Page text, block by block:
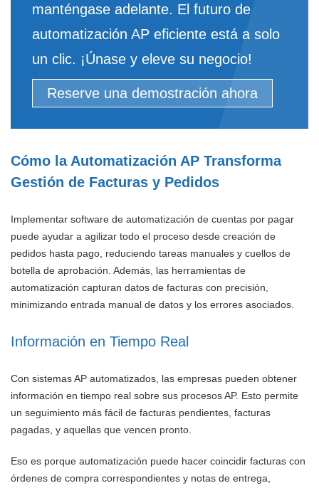
manténgase adelante. El futuro de
automatización AP eficiente está a solo
un clic. ¡Únase y eleve su negocio!
Reserve una demostración ahora
Cómo la Automatización AP Transforma
Gestión de Facturas y Pedidos
Implementar software de automatización de cuentas por pagar
puede ayudar a agilizar todo el proceso desde creación de
pedidos hasta pago, reduciendo tareas manuales y cuellos de
botella de aprobación. Además, las herramientas de
automatización capturan datos de facturas con precisión,
minimizando entrada manual de datos y los errores asociados.
Información en Tiempo Real
Con sistemas AP automatizados, las empresas pueden obtener
información en tiempo real sobre sus procesos AP. Esto permite
un seguimiento más fácil de facturas pendientes, facturas
pagadas, y aquellas que vencen pronto.
Eso es porque automatización puede hacer coincidir facturas con
órdenes de compra correspondientes y notas de entrega,